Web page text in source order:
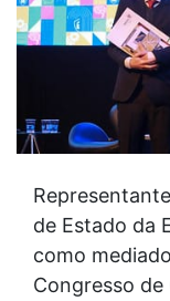
de Estado da
como
Congresso de